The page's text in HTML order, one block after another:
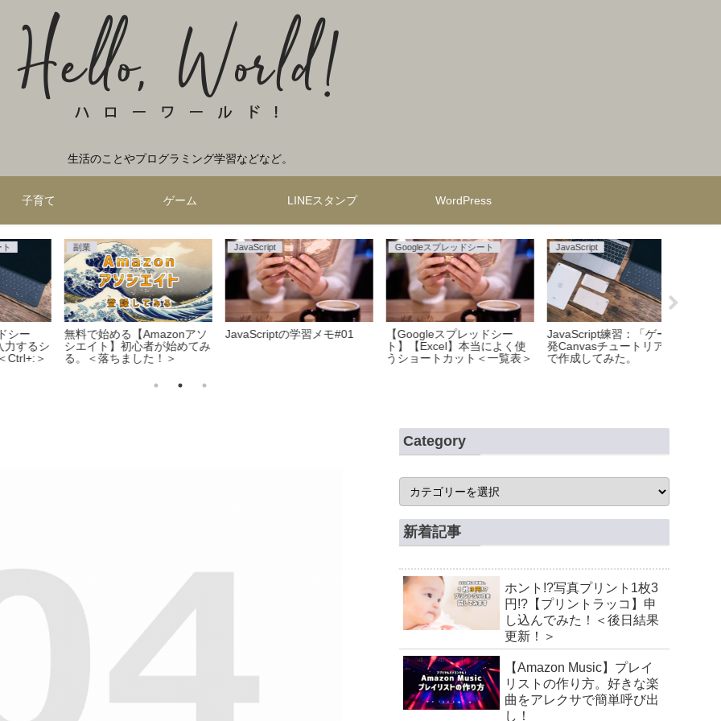
生活のことやプログラミング学習などなど。
子育て ゲーム LINEスタンプ WordPress
JavaScript
JavaScriptの学習#02
【Amazon Music】プレイリ
ストの作り方。好きな楽曲を
WordPress
【WordPress】無料テーマ
「Cocoon」のススメ。
仮面ライダー
あの人もライダーだった！
【仮面ライダー】歴代ライダ
ーの俳優一覧。
Category
新着記事
ホント!?写真プリント1枚3
円!?【プリントラッコ】申
し込んでみた！＜後日結果
更新！＞
【Amazon Music】プレイ
リストの作り方。好きな楽
曲をアレクサで簡単呼び出
し！